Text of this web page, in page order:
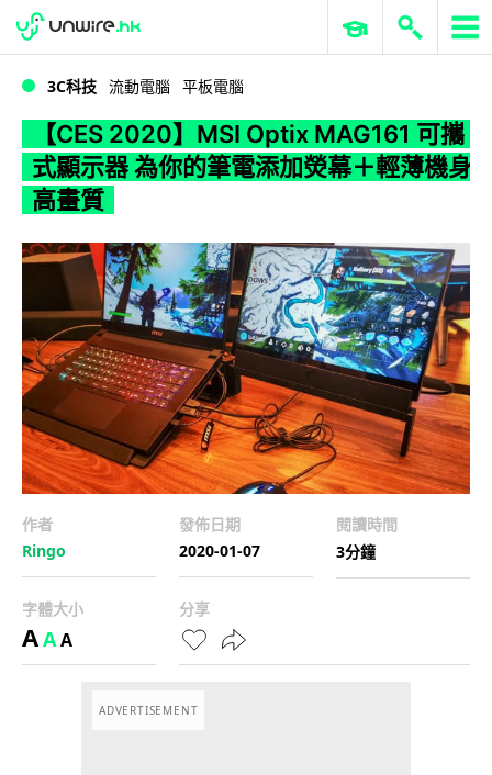
WWDC 2026 ERP 與商業 AI
3C科技 流動電腦 平板電腦
【CES 2020】MSI Optix MAG161 可攜
式顯示器 為你的筆電添加熒幕＋輕薄機身
高畫質
作者
Ringo
發佈日期
2020-01-07
閱讀時間
3分鐘
字體大小
AAA
分享
ADVERTISEMENT